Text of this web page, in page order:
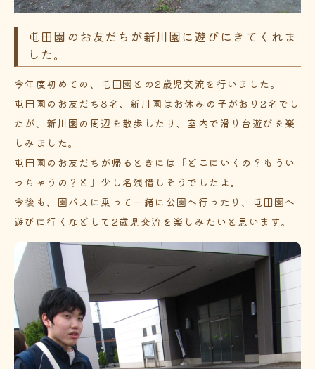
屯田園のお友だちが新川園に遊びにきてくれま
した。
今年度初めての、屯田園との2歳児交流を行いました。
屯田園のお友だち8名、新川園はお休みの子がおり2名でし
たが、新川園の周辺を散歩したり、室内で滑り台遊びを楽
しみました。
屯田園のお友だちが帰るときには「どこにいくの？もうい
っちゃうの？と」少し名残惜しそうでしたよ。
今後も、園バスに乗って一緒に公園へ行ったり、屯田園へ
遊びに行くなどして2歳児交流を楽しみたいと思います。